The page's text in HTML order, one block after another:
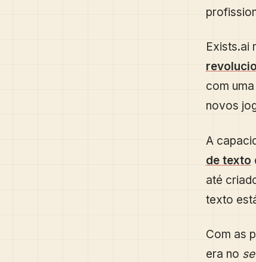
Exists.ai
com
novos
A
de texto
até
texto
Com as
era no